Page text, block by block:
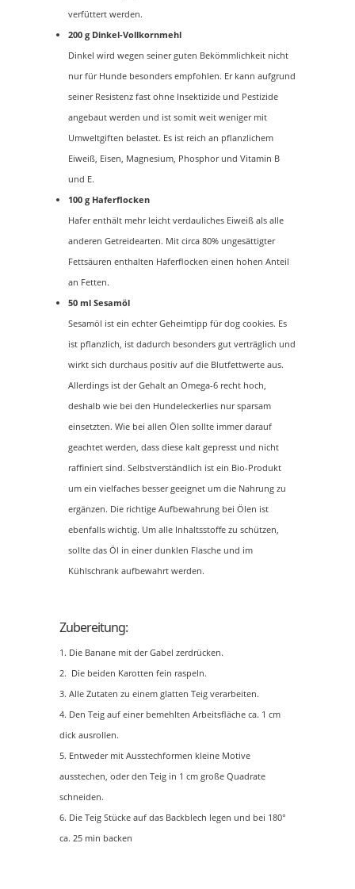
verfüttert werden.
200 g Dinkel-Vollkornmehl
Dinkel wird wegen seiner guten Bekömmlichkeit nicht
nur für Hunde besonders empfohlen. Er kann aufgrund
seiner Resistenz fast ohne Insektizide und Pestizide
angebaut werden und ist somit weit weniger mit
Umweltgiften belastet. Es ist reich an pflanzlichem
Eiweiß, Eisen, Magnesium, Phosphor und Vitamin B
und E.
100 g Haferflocken
Hafer enthält mehr leicht verdauliches Eiweiß als alle
anderen Getreidearten. Mit circa 80% ungesättigter
Fettsäuren enthalten Haferflocken einen hohen Anteil
an Fetten.
50 ml Sesamöl
Sesamöl ist ein echter Geheimtipp für dog cookies. Es
ist pflanzlich, ist dadurch besonders gut verträglich und
wirkt sich durchaus positiv auf die Blutfettwerte aus.
Allerdings ist der Gehalt an Omega-6 recht hoch,
deshalb wie bei den Hundeleckerlies nur sparsam
einsetzten. Wie bei allen Ölen sollte immer darauf
geachtet werden, dass diese kalt gepresst und nicht
raffiniert sind. Selbstverständlich ist ein Bio-Produkt
um ein vielfaches besser geeignet um die Nahrung zu
ergänzen. Die richtige Aufbewahrung bei Ölen ist
ebenfalls wichtig. Um alle Inhaltsstoffe zu schützen,
sollte das Öl in einer dunklen Flasche und im
Kühlschrank aufbewahrt werden.
Zubereitung:
Die Banane mit der Gabel zerdrücken.
Die beiden Karotten fein raspeln.
Alle Zutaten zu einem glatten Teig verarbeiten.
Den Teig auf einer bemehlten Arbeitsfläche ca. 1 cm
dick ausrollen.
Entweder mit Ausstechformen kleine Motive
ausstechen, oder den Teig in 1 cm große Quadrate
schneiden.
Die Teig Stücke auf das Backblech legen und bei 180°
ca. 25 min backen